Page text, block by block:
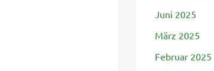
Juni 2025
März 2025
Februar 2025